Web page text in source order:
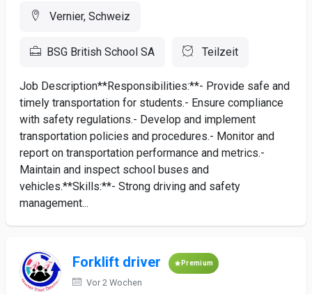
Vernier, Schweiz
BSG British School SA Teilzeit
Job Description**Responsibilities:**- Provide safe and
timely transportation for students.- Ensure compliance
with safety regulations.- Develop and implement
transportation policies and procedures.- Monitor and
report on transportation performance and metrics.-
Maintain and inspect school buses and
vehicles.**Skills:**- Strong driving and safety
management...
Forklift driver Premium
Vor 2 Wochen